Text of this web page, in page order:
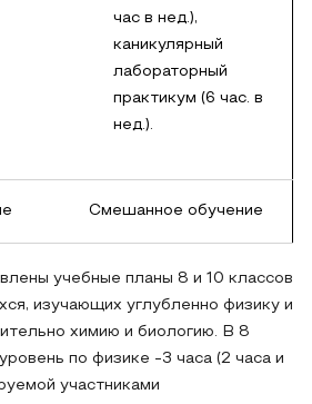
час в нед.),
каникулярный
лабораторный
практикум (6 час. в
нед.).
Смешанное обучение
учебные планы 8 и 10 классов
изучающих углубленно физику и
химию и биологию. В 8
по физике -3 часа (2 часа и
участниками